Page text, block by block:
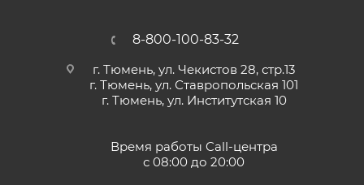
Но наличие всех зеркал в машине не могут в полной
степени обеспечить панораму со всех сторон,
всегда существуют определенные слепые или
8-800-100-83-32
г. Тюмень, ул. Чекистов 28, стр.13
г. Тюмень, ул. Ставропольская 101
г. Тюмень, ул. Институтская 10
Время работы Call-центра
с 08:00 до 20:00